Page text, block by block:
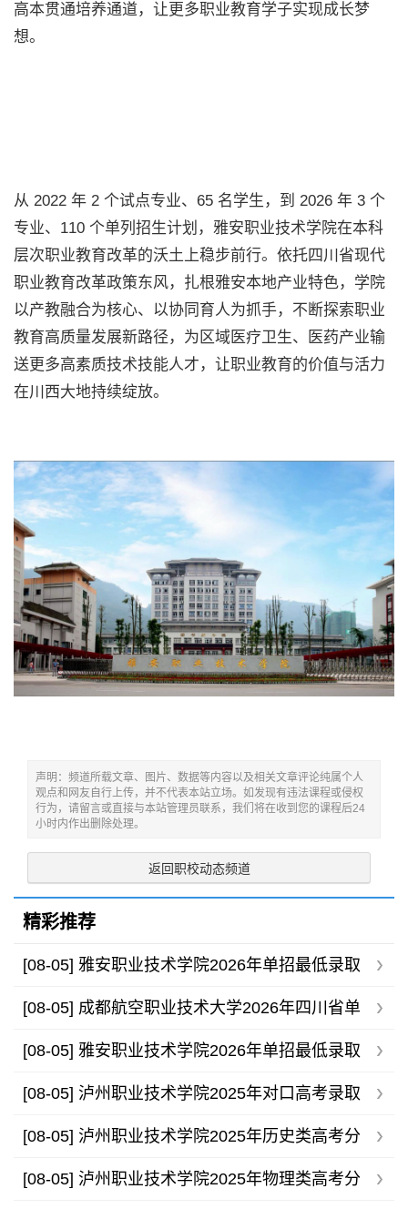
高本贯通培养通道，让更多职业教育学子实现成长梦
想。
从 2022 年 2 个试点专业、65 名学生，到 2026 年 3 个
专业、110 个单列招生计划，雅安职业技术学院在本科
层次职业教育改革的沃土上稳步前行。依托四川省现代
职业教育改革政策东风，扎根雅安本地产业特色，学院
以产教融合为核心、以协同育人为抓手，不断探索职业
教育高质量发展新路径，为区域医疗卫生、医药产业输
送更多高素质技术技能人才，让职业教育的价值与活力
在川西大地持续绽放。
声明：频道所载文章、图片、数据等内容以及相关文章评论纯属个人
观点和网友自行上传，并不代表本站立场。如发现有违法课程或侵权
行为，请留言或直接与本站管理员联系，我们将在收到您的课程后24
小时内作出删除处理。
返回职校动态频道
精彩推荐
[08-05] 雅安职业技术学院2026年单招最低录取
分数线
[08-05] 成都航空职业技术大学2026年四川省单
招录取分数线
[08-05] 雅安职业技术学院2026年单招最低录取
分数线
[08-05] 泸州职业技术学院2025年对口高考录取
分数线
[08-05] 泸州职业技术学院2025年历史类高考分
专业录取分数线
[08-05] 泸州职业技术学院2025年物理类高考分